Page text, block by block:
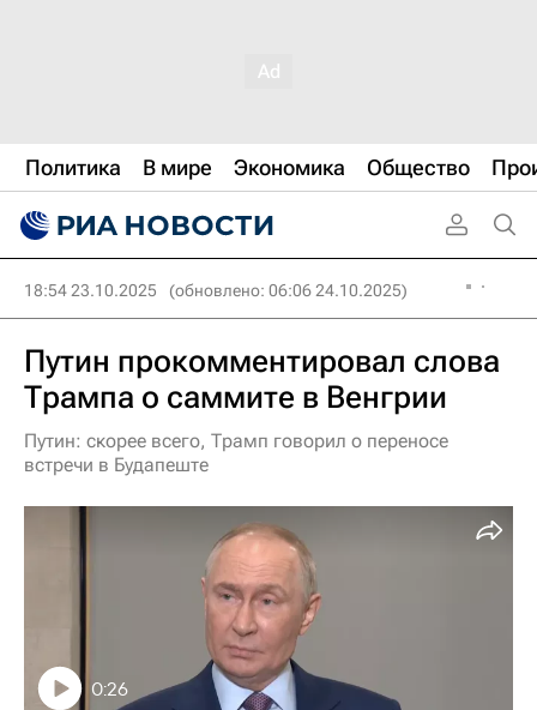
Политика В мире Экономика Общество
18:54 23.10.2025 (обновлено: 06:06 24.10.2025)
Путин прокомментировал слова
Трампа о саммите в Венгрии
Путин: скорее всего, Трамп говорил о переносе
встречи в Будапеште
0:26